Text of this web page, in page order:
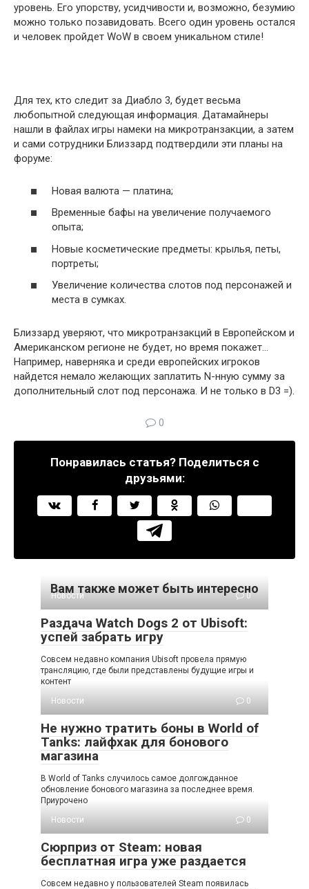
уровень. Его упорству, усидчивости и, возможно, безумию
можно только позавидовать. Всего один уровень остался
и человек пройдет WoW в своем уникальном стиле!
Для тех, кто следит за Диабло 3, будет весьма
любопытной следующая информация. Датамайнеры
нашли в файлах игры намеки на микротранзакции, а затем
и сами сотрудники Близзард подтвердили эти планы на
форуме:
Новая валюта — платина;
Временные бафы на увеличение получаемого
опыта;
Новые косметические предметы: крылья, петы,
портреты;
Увеличение количества слотов под персонажей и
места в сумках.
Близзард уверяют, что микротранзакций в Европейском и
Американском регионе не будет, но время покажет…
Например, наверняка и среди европейских игроков
найдется немало желающих заплатить N-нную сумму за
дополнительный слот под персонажа. И не только в D3 =).
0
Понравилась статья? Поделиться с
друзьями:
Вам также может быть интересно
Новости 0
Раздача Watch Dogs 2 от Ubisoft:
успей забрать игру
Совсем недавно компания Ubisoft провела прямую
трансляцию, где были представлены будущие игры и
контент
Новости
0
Не нужно тратить боны в World of
Tanks: лайфхак для бонового
магазина
В World of Tanks случилось самое долгожданное
обновление бонового магазина за последнее время.
Приурочено
Новости
0
Сюрприз от Steam: новая
бесплатная игра уже раздается
Совсем недавно у пользователей Steam появилась